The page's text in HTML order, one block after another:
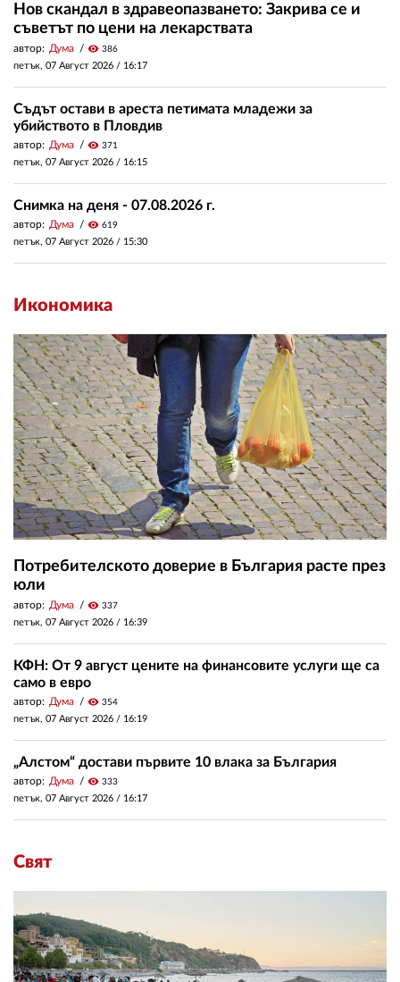
Нов скандал в здравеопазването: Закрива се и
съветът по цени на лекарствата
автор: Дума visibility 386
петък, 07 Август 2026 / 16:17
Съдът остави в ареста петимата младежи за
убийството в Пловдив
автор: Дума visibility 371
петък, 07 Август 2026 / 16:15
Снимка на деня - 07.08.2026 г.
автор: Дума visibility 619
петък, 07 Август 2026 / 15:30
Икономика
Потребителското доверие в България расте през
юли
автор: Дума visibility 337
петък, 07 Август 2026 / 16:39
КФН: От 9 август цените на финансовите услуги ще са
само в евро
автор: Дума visibility 354
петък, 07 Август 2026 / 16:19
„Алстом“ достави първите 10 влака за България
автор: Дума visibility 333
петък, 07 Август 2026 / 16:17
Свят